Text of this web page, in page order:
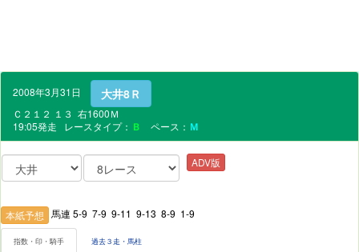
2008年3月31日 大井8Ｒ
Ｃ２１２ １３ 右1600Ｍ
19:05発走 レースタイプ： Ｂ ペース： Ｍ
ADV版
本紙予想 馬連 5-9 7-9 9-11 9-13 8-9 1-9
指数・印・騎手 過去３走・馬柱